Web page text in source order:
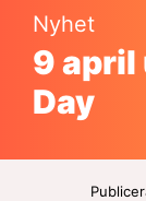
Nyhet
9 april
Day